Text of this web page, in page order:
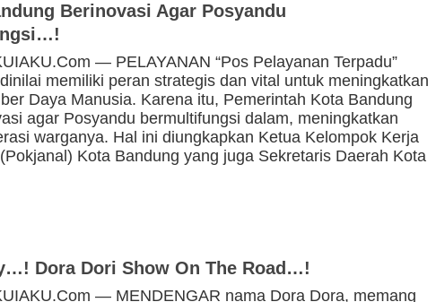
Berinovasi Agar Posyandu
— PELAYANAN “Pos Pelayanan Terpadu”
memiliki peran strategis dan vital untuk meningkatkan
Daya Manusia. Karena itu, Pemerintah Kota Bandung
agar Posyandu bermultifungsi dalam, meningkatkan
warganya. Hal ini diungkapkan Ketua Kelompok Kerja
Kota Bandung yang juga Sekretaris Daerah Kota
Dora Dori Show On The Road…!
— MENDENGAR nama Dora Dora, memang